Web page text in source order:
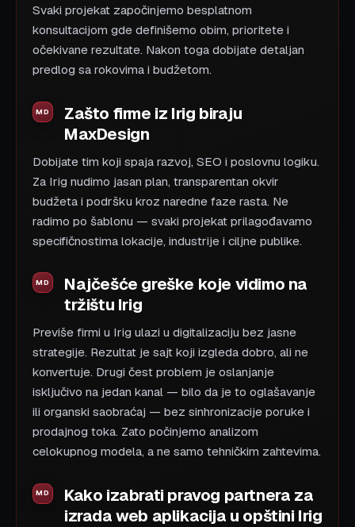
Svaki projekat započinjemo besplatnom
konsultacijom gde definišemo obim, prioritete i
očekivane rezultate. Nakon toga dobijate detaljan
predlog sa rokovima i budžetom.
Zašto firme iz Irig biraju
MaxDesign
Dobijate tim koji spaja razvoj, SEO i poslovnu logiku.
Za Irig nudimo jasan plan, transparentan okvir
budžeta i podršku kroz naredne faze rasta. Ne
radimo po šablonu — svaki projekat prilagođavamo
specifičnostima lokacije, industrije i ciljne publike.
Najčešće greške koje vidimo na
tržištu Irig
Previše firmi u Irig ulazi u digitalizaciju bez jasne
strategije. Rezultat je sajt koji izgleda dobro, ali ne
konvertuje. Drugi čest problem je oslanjanje
isključivo na jedan kanal — bilo da je to oglašavanje
ili organski saobraćaj — bez sinhronizacije poruke i
prodajnog toka. Zato počinjemo analizom
celokupnog modela, a ne samo tehničkim zahtevima.
Kako izabrati pravog partnera za
izrada web aplikacija u opštini Irig